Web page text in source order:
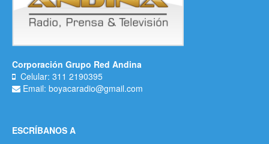
Corporación Grupo Red Andina
Celular: 311 2190395
Email: boyacaradio@gmail.com
ESCRÍBANOS A